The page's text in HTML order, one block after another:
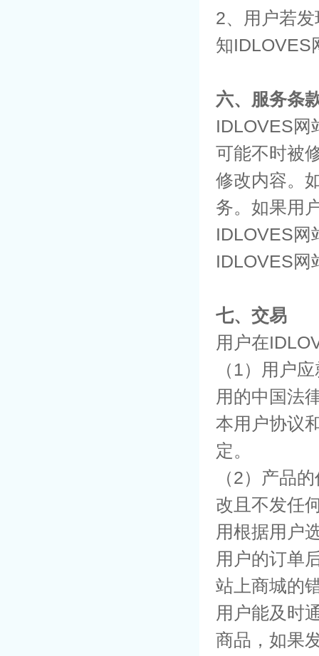
2、用户若
知IDLOVES
六、服务条
IDLOVES网
可能不时被
修改内容。
务。如果用
IDLOVES网
IDLOVES网
七、交易
用户在
（1）用户
用的中国法
本用户协议
定。
（2）产品
改且不发任
用根据用户
用户的订单
站上商城的
用户能及时
商品，如果